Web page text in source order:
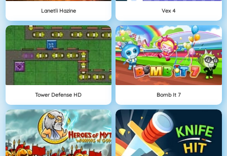
Lanetli Hazine Vex 4
Tower Defense HD Bomb It 7